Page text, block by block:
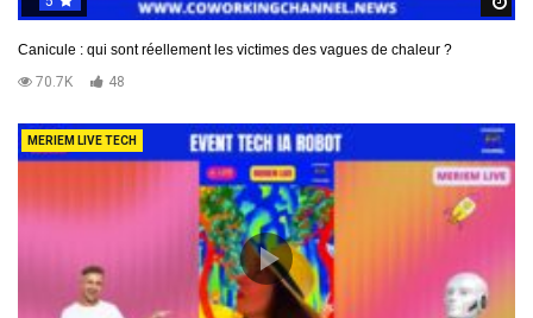
Canicule : qui sont réellement les victimes des vagues de chaleur ?
70.7K
48
MERIEM LIVE TECH